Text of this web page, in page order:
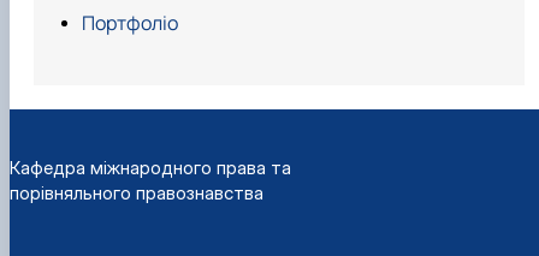
Портфоліо
Кафедра міжнародного права та
порівняльного правознавства